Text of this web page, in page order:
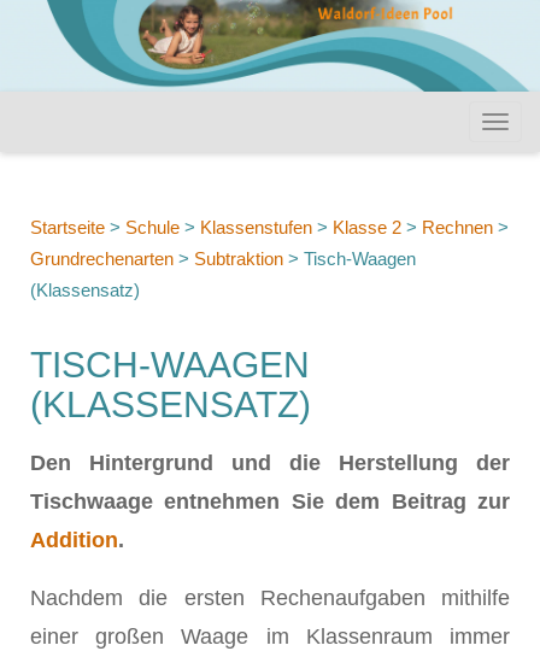
Startseite > Schule > Klassenstufen > Klasse 2 > Rechnen >
Grundrechenarten > Subtraktion > Tisch-Waagen
(Klassensatz)
TISCH-WAAGEN
(KLASSENSATZ)
Den Hintergrund und die Herstellung der
Tischwaage entnehmen Sie dem Beitrag zur
Addition.
Nachdem die ersten Rechenaufgaben mithilfe
einer großen Waage im Klassenraum immer